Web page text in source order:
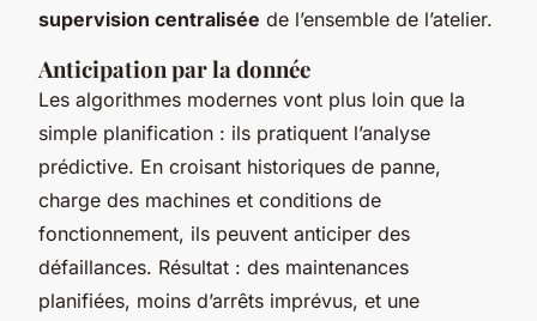
supervision centralisée de l’ensemble de l’atelier.
Anticipation par la donnée
Les algorithmes modernes vont plus loin que la
simple planification : ils pratiquent l’analyse
prédictive. En croisant historiques de panne,
charge des machines et conditions de
fonctionnement, ils peuvent anticiper des
défaillances. Résultat : des maintenances
planifiées, moins d’arrêts imprévus, et une